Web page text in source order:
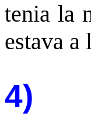
tenia la
estava a
4)